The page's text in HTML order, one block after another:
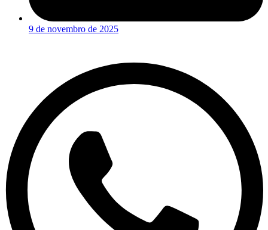
9 de novembro de 2025